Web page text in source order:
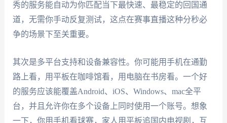
秀的服务能自动为你匹配当下最快速、最稳定的回国通
道，无需你手动反复测试，这点在赛事直播这种分秒必
争的场景下至关重要。
其次是多平台支持和设备兼容性。你可能用手机在通勤
路上看，用平板在咖啡馆看，用电脑在书房看。一个好
的服务应该能覆盖Android、iOS、Windows、mac全平
台，并且允许你在多个设备上同时使用一个账号。想象
一下，你用手机看球赛，家人用平板追国内电视剧，互